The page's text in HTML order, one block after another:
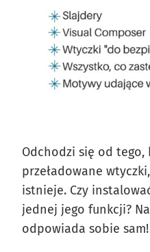
Odchodzi się od
przeładowane
istnieje. Czy
jednej jego funkcji?
odpowiada sobie sam!